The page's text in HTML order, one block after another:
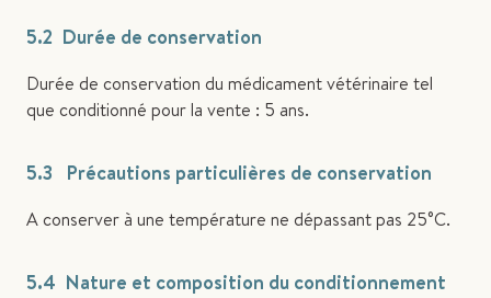
5.2 Durée de conservation
Durée de conservation du médicament vétérinaire tel
que conditionné pour la vente : 5 ans.
5.3 Précautions particulières de conservation
A conserver à une température ne dépassant pas 25°C.
5.4 Nature et composition du conditionnement